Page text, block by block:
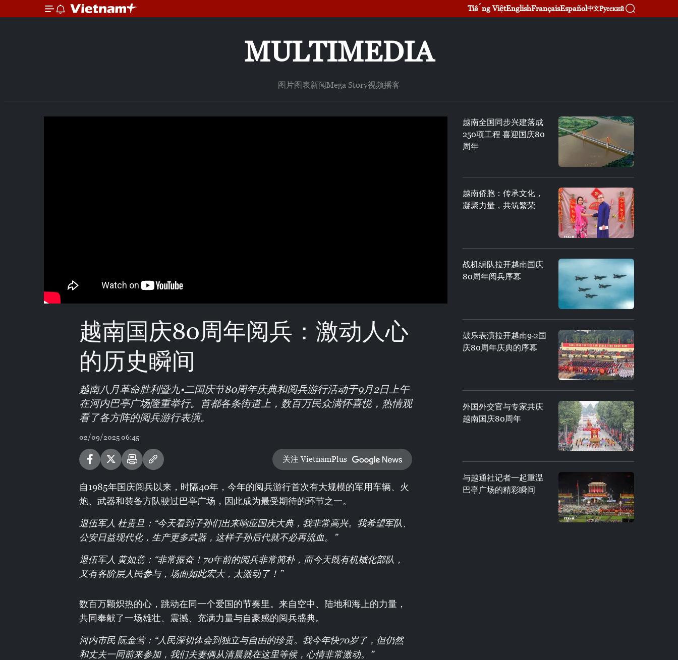
Tiếng ViệtEnglishFrançaisEspañol中文Русский
MULTIMEDIA
图片图表新闻Mega Story视频播客
越南国庆80周年阅兵：激动人心
的历史瞬间
越南八月革命胜利暨九•二国庆节80周年庆典和阅兵游行活动于9月2日上午
在河内巴亭广场隆重举行。首都各条街道上，数百万民众满怀喜悦，热情观
看了各方阵的阅兵游行表演。
02/09/2025 06:45
关注 VietnamPlus
自1985年国庆阅兵以来，时隔40年，今年的阅兵游行首次有大规模的军用车辆、火
炮、武器和装备方队驶过巴亭广场，因此成为最受期待的环节之一。
退伍军人 杜贵旦：“今天看到子孙们出来响应国庆大典，我非常高兴。我希望军队、
公安日益现代化，生产更多武器，这样子孙后代就不必再流血。”
退伍军人 黄如意：“非常振奋！70年前的阅兵非常简朴，而今天既有机械化部队，
又有各阶层人民参与，场面如此宏大，太激动了！”
数百万颗炽热的心，跳动在同一个爱国的节奏里。来自空中、陆地和海上的力量，
共同奉献了一场雄壮、震撼、充满力量与自豪感的阅兵盛典。
河内市民 阮金莺：“人民深切体会到独立与自由的珍贵。我今年快70岁了，但仍然
和丈夫一同前来参加，我们夫妻俩从清晨就在这里等候，心情非常激动。”
越南全国同步兴建落成
250项工程 喜迎国庆80
周年
越南侨胞：传承文化，
凝聚力量，共筑繁荣
战机编队拉开越南国庆
80周年阅兵序幕
鼓乐表演拉开越南9·2国
庆80周年庆典的序幕
外国外交官与专家共庆
越南国庆80周年
与越通社记者一起重温
巴亭广场的精彩瞬间